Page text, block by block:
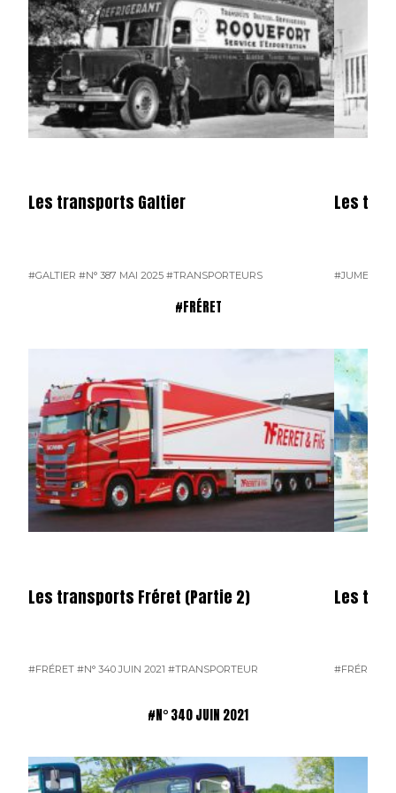
Les transports Galtier
#GALTIER #N° 387 MAI 2025 #TRANSPORTEURS
Les
#JUMEAU
#FRÉRET
Les transports Fréret (Partie 2)
#FRÉRET #N° 340 JUIN 2021 #TRANSPORTEUR
Les
#FRÉRET
#N° 340 JUIN 2021